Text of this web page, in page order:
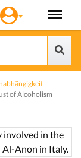
of Alcoholism